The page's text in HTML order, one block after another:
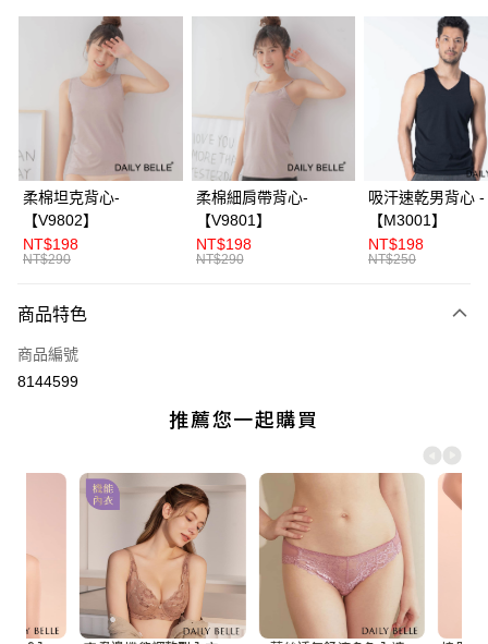
信用卡分期付款
3 期 0 利率 每期 21家銀行
合作金庫商業銀行
第一商業銀行
華南商業銀行
上海商業儲蓄銀行
台北富邦商業銀行
國泰世華商業銀行
兆豐國際商業銀行
臺灣中小企業銀行
台中商業銀行
匯豐（台灣）商業銀行
華泰商業銀行
聯邦商業銀行
元大商業銀行
台灣樂天信用卡公司
超商取貨付款
LINE Pay
Apple Pay
街口支付
ATM付款
運送方式
全家付款取貨
每筆NT$70，滿NT$3,000(含以上)免運費
7-11付款取貨
每筆NT$70，滿NT$3,000(含以上)免運費
付款後7-11取貨
每筆NT$70，滿NT$3,000(含以上)免運費
宅配
柔棉坦克背心-
【V9802】
NT$198
NT$290
柔棉細肩帶背心-
【V9801】
NT$198
NT$290
吸汗速乾男背心 -
【M3001】
NT$198
NT$250
商品特色
商品編號
8144599